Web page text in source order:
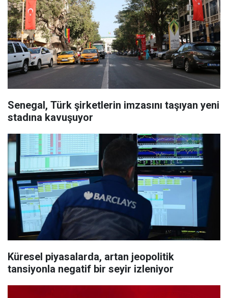
Senegal, Türk şirketlerin imzasını taşıyan yeni
stadına kavuşuyor
Küresel piyasalarda, artan jeopolitik
tansiyonla negatif bir seyir izleniyor